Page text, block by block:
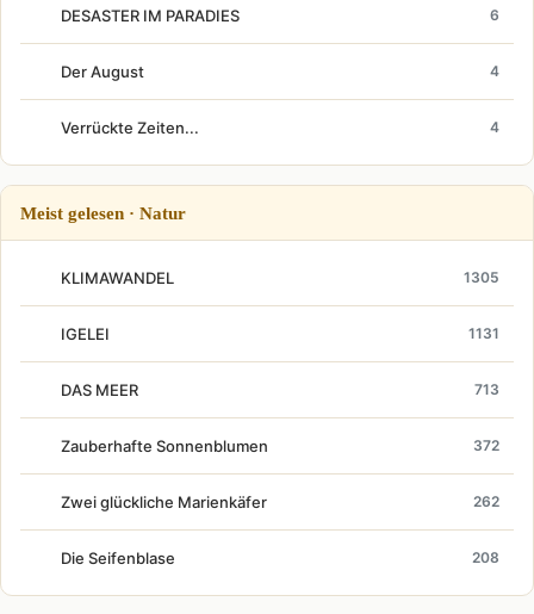
DESASTER IM PARADIES 6
Der August 4
Verrückte Zeiten... 4
Meist gelesen · Natur
KLIMAWANDEL 1305
IGELEI 1131
DAS MEER 713
Zauberhafte Sonnenblumen 372
Zwei glückliche Marienkäfer 262
Die Seifenblase 208